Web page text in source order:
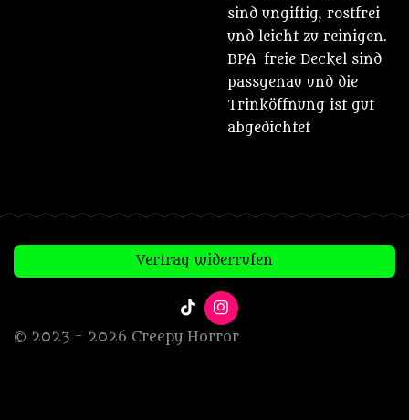
sind ungiftig, rostfrei
und leicht zu reinigen.
BPA-freie Deckel sind
passgenau und die
Trinköffnung ist gut
abgedichtet
Vertrag widerrufen
T
i
k
I
n
s
© 2023 - 2026 Creepy Horror